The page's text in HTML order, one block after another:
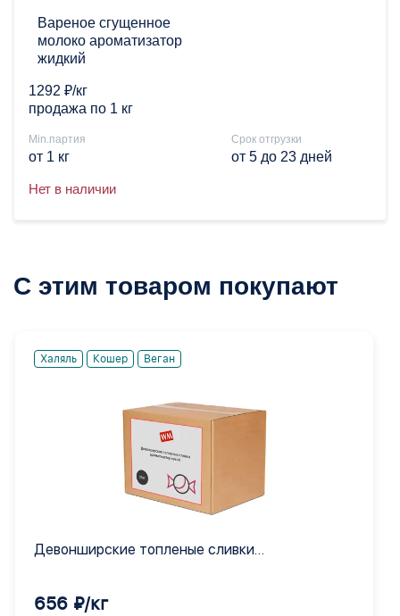
Вареное сгущенное
молоко ароматизатор
жидкий
1292 ₽/кг
продажа по 1 кг
Min.партия
от 1 кг
Срок отгрузки
от 5 до 23 дней
Нет в наличии
С этим товаром покупают
Халяль Кошер Веган
Девонширские топленые сливки
656 ₽/кг